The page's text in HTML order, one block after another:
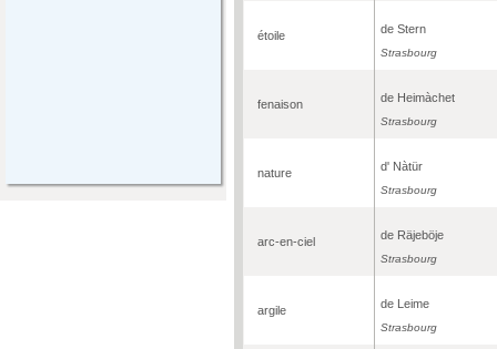
étoile de Stern
Strasbourg
fenaison de Heimàchet
Strasbourg
nature d' Nàtür
Strasbourg
arc-en-ciel de Räjeböje
Strasbourg
argile de Leime
Strasbourg